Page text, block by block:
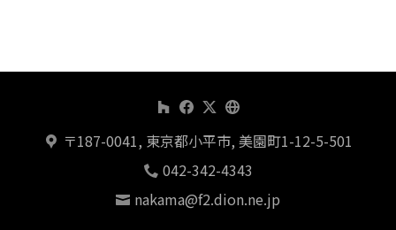
〒187-0041, 東京都小平市, 美園町1-12-5-501
042-342-4343
nakama@f2.dion.ne.jp